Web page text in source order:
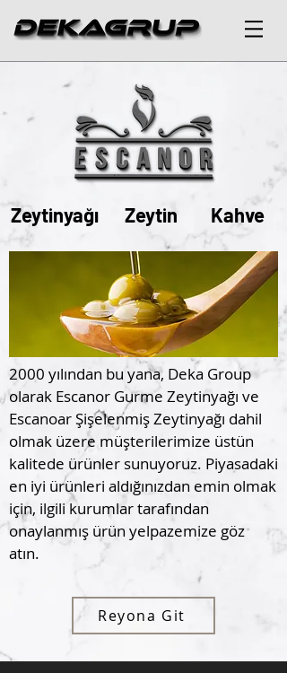
Zeytinyağı Zeytin Kahve
2000 yılından bu yana, Deka Group
olarak Escanor Gurme Zeytinyağı ve
Escanoar Şişelenmiş Zeytinyağı dahil
olmak üzere müşterilerimize üstün
kalitede ürünler sunuyoruz. Piyasadaki
en iyi ürünleri aldığınızdan emin olmak
için, ilgili kurumlar tarafından
onaylanmış ürün yelpazemize göz
atın.
Reyona Git